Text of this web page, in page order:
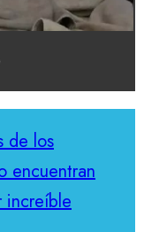
de los
encuentran
increíble